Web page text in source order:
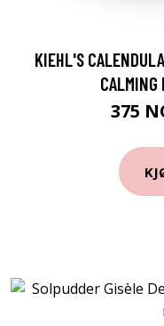
KIEHL'S
CALMING
375